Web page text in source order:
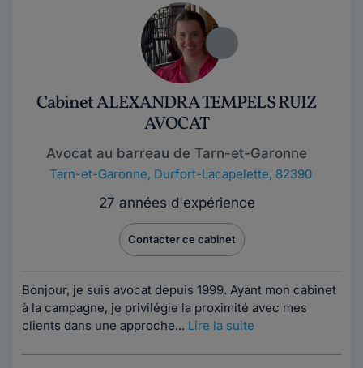
Cabinet ALEXANDRA TEMPELS RUIZ
AVOCAT
Avocat au barreau de Tarn-et-Garonne
Tarn-et-Garonne, Durfort-Lacapelette, 82390
27 années d'expérience
Contacter ce cabinet
Bonjour, je suis avocat depuis 1999. Ayant mon cabinet
à la campagne, je privilégie la proximité avec mes
clients dans une approche... Lire la suite